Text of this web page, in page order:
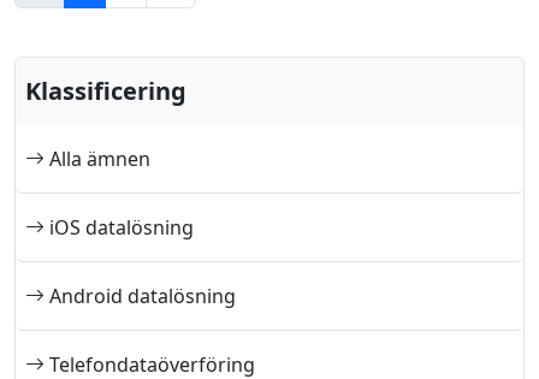
Klassificering
Alla ämnen
iOS datalösning
Android datalösning
Telefondataöverföring